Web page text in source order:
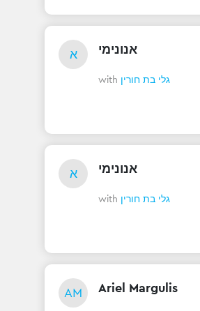
א אנונימי
with גלי בת חורין
א אנונימי
with גלי בת חורין
AM Ariel Margulis